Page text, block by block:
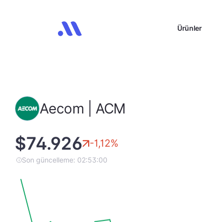
Ürünler
Aecom | ACM
$74.926 -1,12%
Son güncelleme: 02:53:00